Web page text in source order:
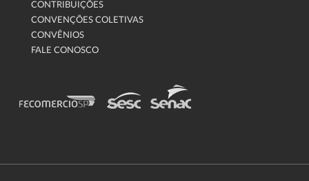
CONTRIBUIÇÕES
CONVENÇÕES COLETIVAS
CONVÊNIOS
FALE CONOSCO